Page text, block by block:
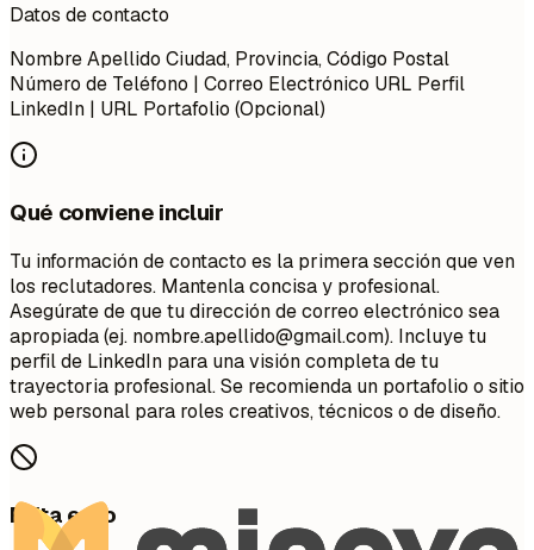
Datos de contacto
Nombre Apellido Ciudad, Provincia, Código Postal
Número de Teléfono | Correo Electrónico URL Perfil
LinkedIn | URL Portafolio (Opcional)
Qué conviene incluir
Tu información de contacto es la primera sección que ven
los reclutadores. Mantenla concisa y profesional.
Asegúrate de que tu dirección de correo electrónico sea
apropiada (ej. nombre.apellido@gmail.com). Incluye tu
perfil de LinkedIn para una visión completa de tu
trayectoria profesional. Se recomienda un portafolio o sitio
web personal para roles creativos, técnicos o de diseño.
Evita esto